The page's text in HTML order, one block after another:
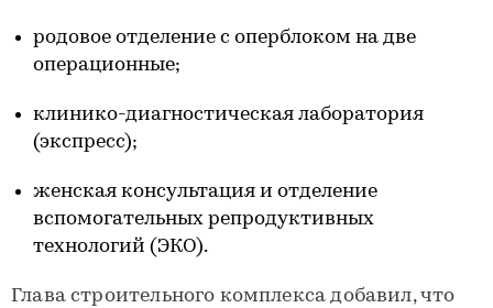
родовое отделение с оперблоком на две
операционные;
клинико-диагностическая лаборатория
(экспресс);
женская консультация и отделение
вспомогательных репродуктивных
технологий (ЭКО).
Глава строительного комплекса добавил, что